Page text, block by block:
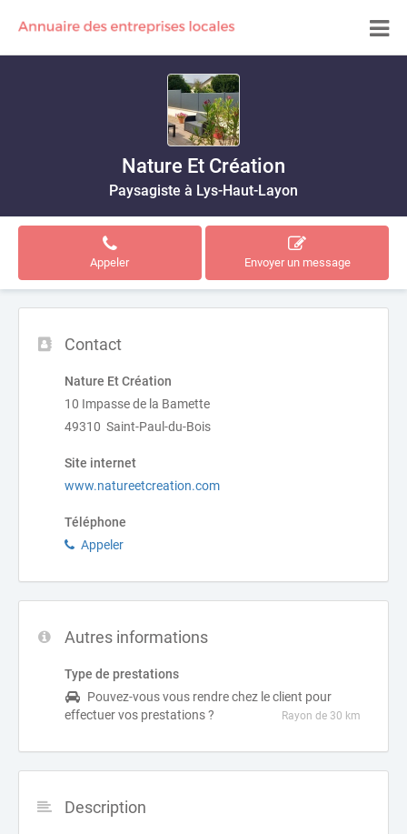
Nature Et Création
Paysagiste à Lys-Haut-Layon
Appeler Envoyer un message
Contact
Nature Et Création
10 Impasse de la Bamette
49310 Saint-Paul-du-Bois
Site internet
www.natureetcreation.com
Téléphone
Appeler
Autres informations
Type de prestations
Pouvez-vous vous rendre chez le client pour
effectuer vos prestations ?
Rayon de 30 km
Description